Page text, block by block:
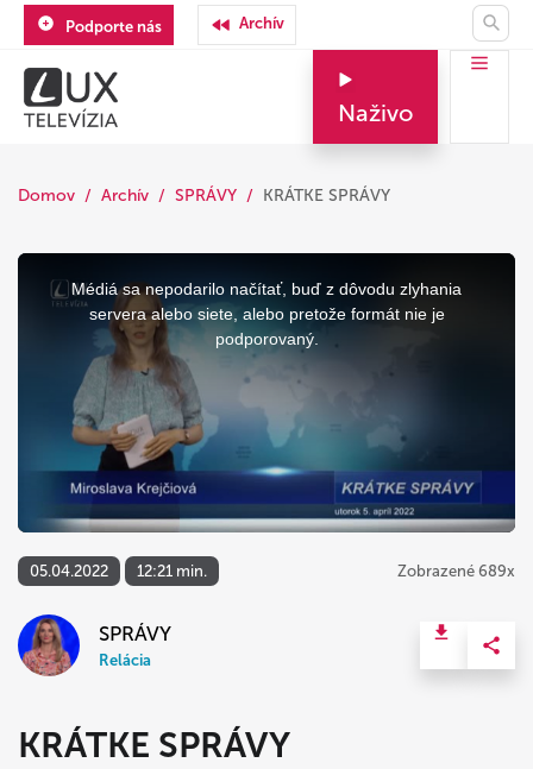
Podporte nás Archív
Naživo
Domov Archív SPRÁVY KRÁTKE SPRÁVY
This
window.
Médiá sa nepodarilo načítať, buď z dôvodu zlyhania
servera alebo siete, alebo pretože formát nie je
podporovaný.
05.04.2022 12:21 min. Zobrazené 689x
SPRÁVY
Relácia
KRÁTKE SPRÁVY